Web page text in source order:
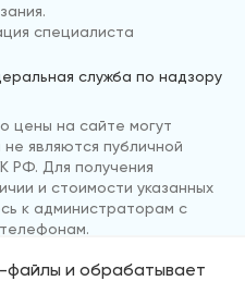
специалиста
служба по надзору
цены на сайте могут
являются публичной
РФ. Для получения
и стоимости указанных
к администраторам с
файлы и обрабатывает